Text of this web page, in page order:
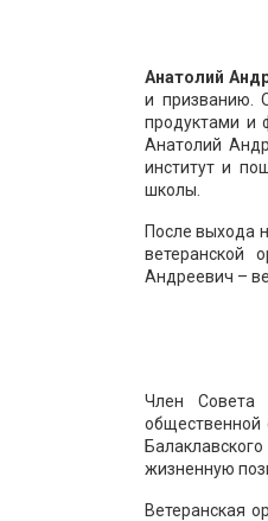
Анатолий
и призванию.
продуктами и
Анатолий
институт и
школы.
После выхода
ветеранской
Андреевич –
Член Совета
общественной
жизненную
Ветеранская